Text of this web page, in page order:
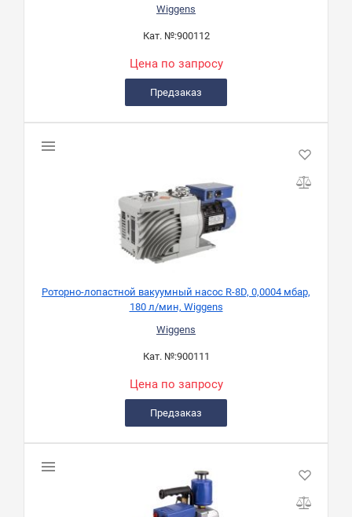
Wiggens
Кат. №:900112
Цена по запросу
Предзаказ
Роторно-лопастной вакуумный насос R-8D, 0,0004 мбар,
180 л/мин, Wiggens
Wiggens
Кат. №:900111
Цена по запросу
Предзаказ